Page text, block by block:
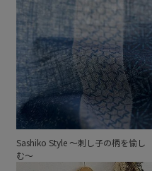
Sashiko Style ～刺し子の柄を愉し
む～